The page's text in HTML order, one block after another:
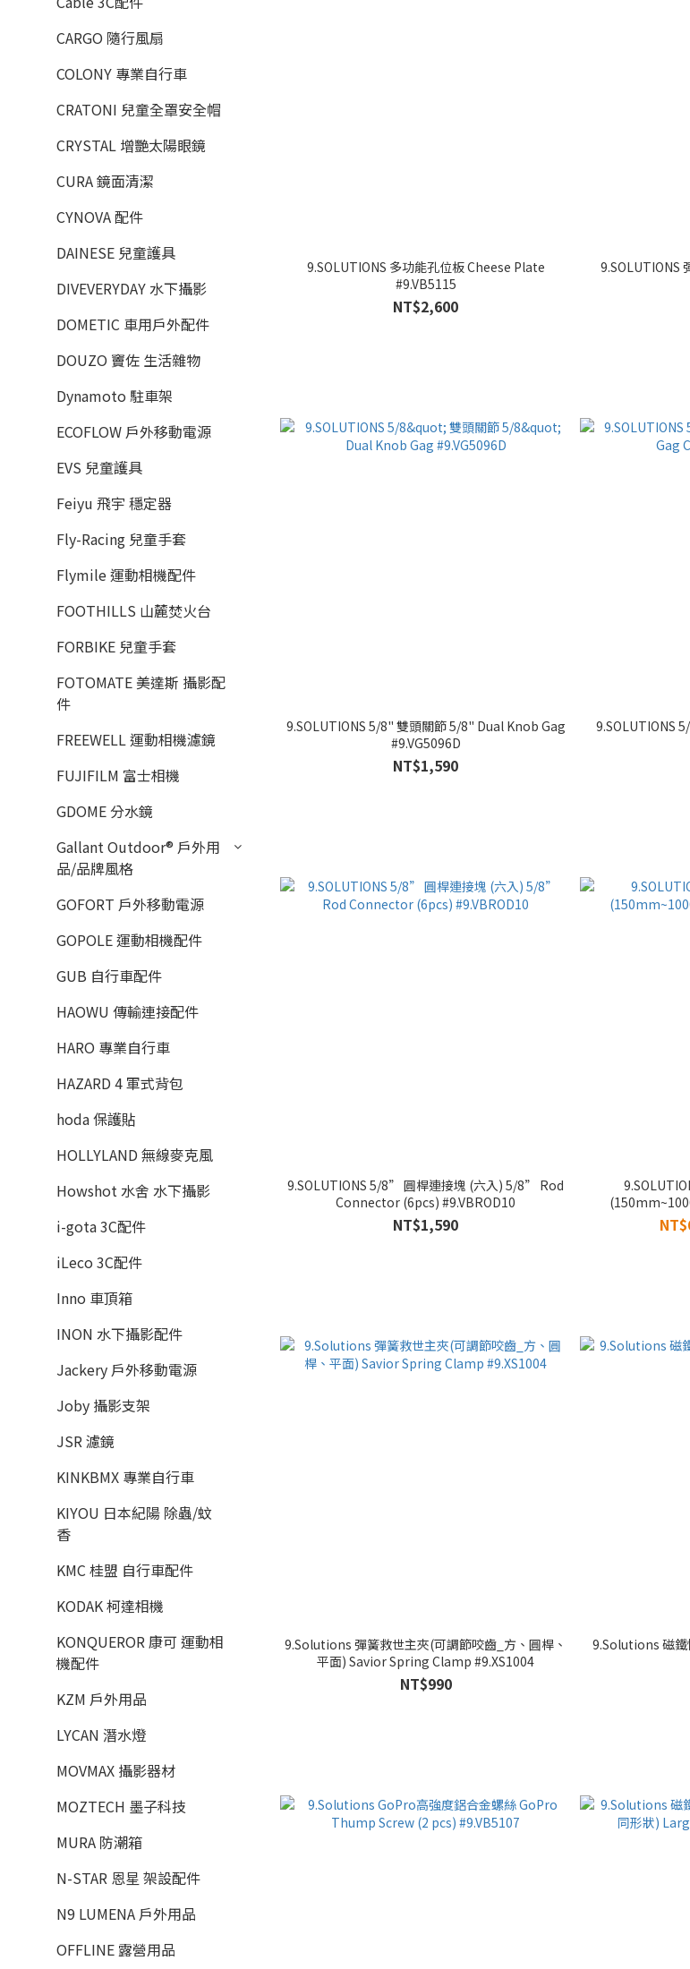
CARGO 隨行風扇
COLONY 專業自行車
CRATONI 兒童全罩安全帽
CRYSTAL 增艷太陽眼鏡
CURA 鏡面清潔
CYNOVA 配件
DAINESE 兒童護具
DIVEVERYDAY 水下攝影
DOMETIC 車用戶外配件
DOUZO 竇佐 生活雜物
Dynamoto 駐車架
ECOFLOW 戶外移動電源
EVS 兒童護具
Feiyu 飛宇 穩定器
Fly-Racing 兒童手套
Flymile 運動相機配件
FOOTHILLS 山麓焚火台
FORBIKE 兒童手套
FOTOMATE 美達斯 攝影配
件
FREEWELL 運動相機濾鏡
FUJIFILM 富士相機
GDOME 分水鏡
Gallant Outdoor®️ 戶外用
品/品牌風格
GOFORT 戶外移動電源
GOPOLE 運動相機配件
GUB 自行車配件
HAOWU 傳輸連接配件
HARO 專業自行車
HAZARD 4 軍式背包
hoda 保護貼
HOLLYLAND 無線麥克風
Howshot 水舍 水下攝影
i-gota 3C配件
iLeco 3C配件
Inno 車頂箱
INON 水下攝影配件
Jackery 戶外移動電源
Joby 攝影支架
JSR 濾鏡
KINKBMX 專業自行車
KIYOU 日本紀陽 除蟲/蚊
香
KMC 桂盟 自行車配件
KODAK 柯達相機
KONQUEROR 康可 運動相
機配件
KZM 戶外用品
LYCAN 潛水燈
MOVMAX 攝影器材
MOZTECH 墨子科技
MURA 防潮箱
N-STAR 恩星 架設配件
N9 LUMENA 戶外用品
OFFLINE 露營用品
9.SOLUTIONS 多功能孔位板 Cheese Plate
#9.VB5115
NT$2,600
9.SOLUTIONS
9.SOLUTIONS 5/8" 雙頭關節 5/8" Dual Knob Gag
#9.VG5096D
NT$1,590
9.SOLUTIONS
9.SOLUTIONS 5/8” 圓桿連接塊 (六入) 5/8” Rod
Connector (6pcs) #9.VBROD10
NT$1,590
9.SOLUTIONS 桿
9.Solutions 彈簧救世主夾(可調節咬齒_方、圓桿、
平面) Savior Spring Clamp #9.XS1004
NT$990
9.Solutions 磁